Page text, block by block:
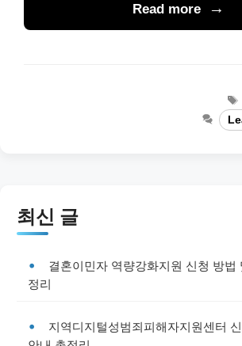
Read more
최신 글
결혼이민자 역량강화지원 신청 방법
정리
지역디지털성범죄피해자지원센터